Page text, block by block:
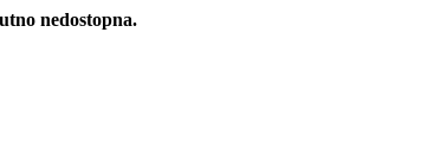
nedostopna.